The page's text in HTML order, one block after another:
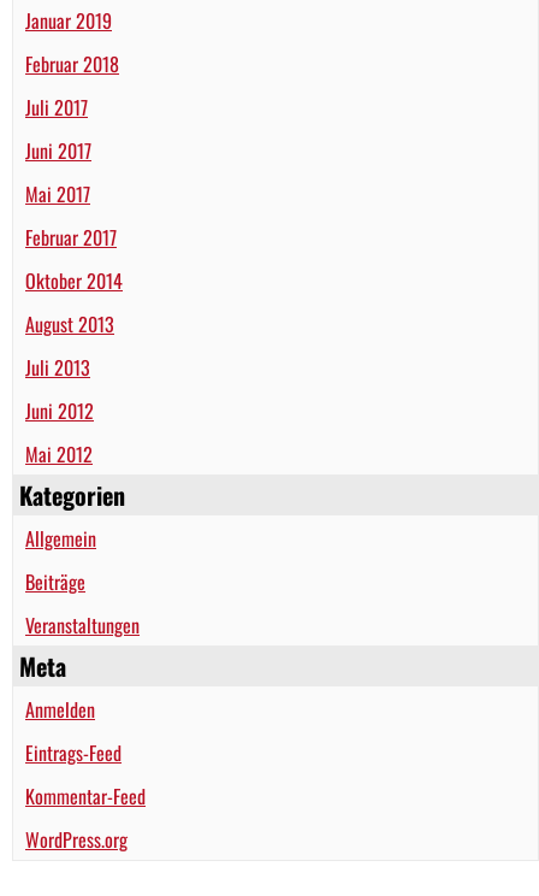
Januar 2019
Februar 2018
Juli 2017
Juni 2017
Mai 2017
Februar 2017
Oktober 2014
August 2013
Juli 2013
Juni 2012
Mai 2012
Kategorien
Allgemein
Beiträge
Veranstaltungen
Meta
Anmelden
Eintrags-Feed
Kommentar-Feed
WordPress.org